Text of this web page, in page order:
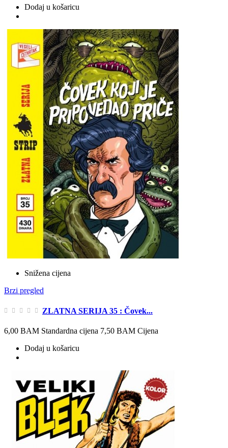
Dodaj u košaricu
Snižena cijena
Brzi pregled
ZLATNA SERIJA 35 : Čovek...
6,00 BAM Standardna cijena 7,50 BAM Cijena
Dodaj u košaricu